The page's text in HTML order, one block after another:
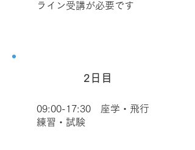
ライン受講が必要です
2日目
09:00-17:30 座学・飛行
練習・試験